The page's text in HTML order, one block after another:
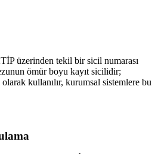
üzerinden tekil bir sicil numarası
ömür boyu kayıt sicilidir;
kullanılır, kurumsal sistemlere bu